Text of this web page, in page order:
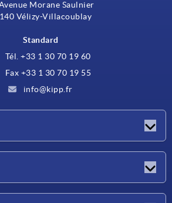
Morane Saulnier
Vélizy-Villacoublay
Standard
Tél. +33 1 30 70 19 60
Fax +33 1 30 70 19 55
info@kipp.fr